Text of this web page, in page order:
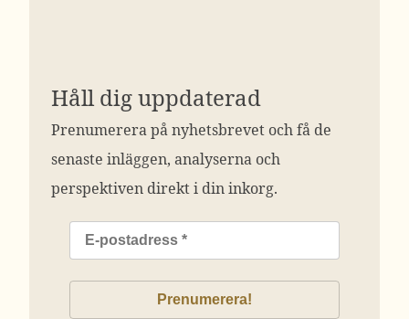
Håll dig uppdaterad
Prenumerera på nyhetsbrevet och få de
senaste inläggen, analyserna och
perspektiven direkt i din inkorg.